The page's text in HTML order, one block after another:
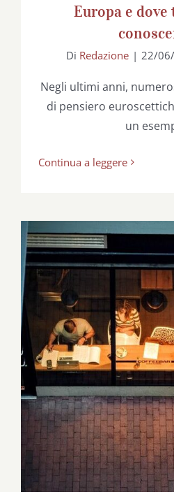
Europa e dove
Di Redazione | 22/
Negli ultimi anni,
di pensiero
un
Continua a leggere
La via della
lavoro